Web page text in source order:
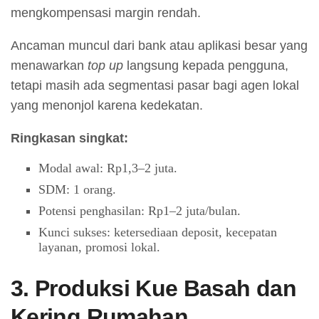
mengkompensasi margin rendah.
Ancaman muncul dari bank atau aplikasi besar yang
menawarkan top up langsung kepada pengguna,
tetapi masih ada segmentasi pasar bagi agen lokal
yang menonjol karena kedekatan.
Ringkasan singkat:
Modal awal: Rp1,3–2 juta.
SDM: 1 orang.
Potensi penghasilan: Rp1–2 juta/bulan.
Kunci sukses: ketersediaan deposit, kecepatan
layanan, promosi lokal.
3. Produksi Kue Basah dan